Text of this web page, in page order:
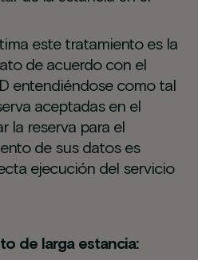
este tratamiento es la
de acuerdo con el
entendiéndose como tal
aceptadas en el
la reserva para el
de sus datos es
ejecución del servicio
de larga estancia: